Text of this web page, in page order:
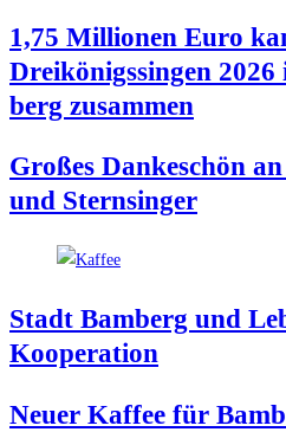
1,75 Mil­lio­nen Euro
Drei­kö­nigs­sin­gen
berg zusammen
Gro­ßes Dan­ke­schön
und Sternsinger
Stadt Bam­berg und
Kooperation
Neu­er Kaf­fee für